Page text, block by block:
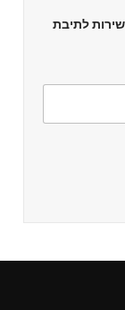
לתיבת